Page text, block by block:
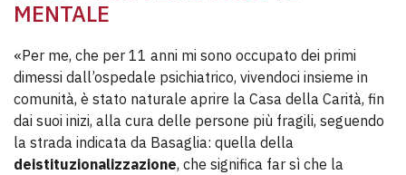
MENTALE
«Per me, che per 11 anni mi sono occupato dei primi
dimessi dall’ospedale psichiatrico, vivendoci insieme in
comunità, è stato naturale aprire la Casa della Carità, fin
dai suoi inizi, alla cura delle persone più fragili, seguendo
la strada indicata da Basaglia: quella della
deistituzionalizzazione, che significa far sì che la